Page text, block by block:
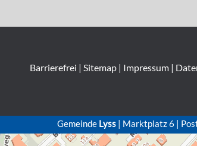
Barrierefrei | Sitemap| Impressum|
Gemeinde Lyss | Marktplatz 6 |